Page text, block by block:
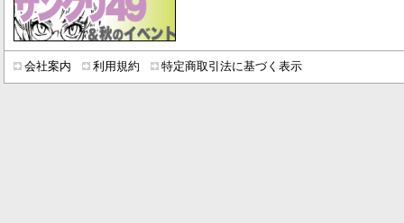
会社案内 利用規約 特定商取引法に基づく表示